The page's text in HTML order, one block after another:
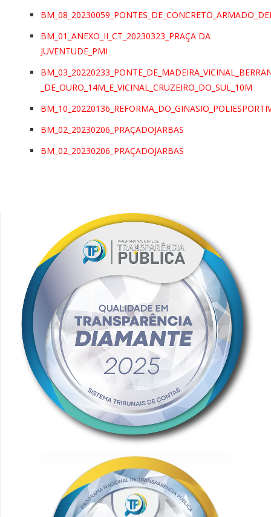
BM_01_ANEXO_II_CT_20230323_PRAÇA DA
JUVENTUDE_PMI
_DE_OURO_14M_E_VICINAL_CRUZEIRO_DO_SUL_10M
BM_02_20230206_PRAÇADOJARBAS
BM_02_20230206_PRAÇADOJARBAS